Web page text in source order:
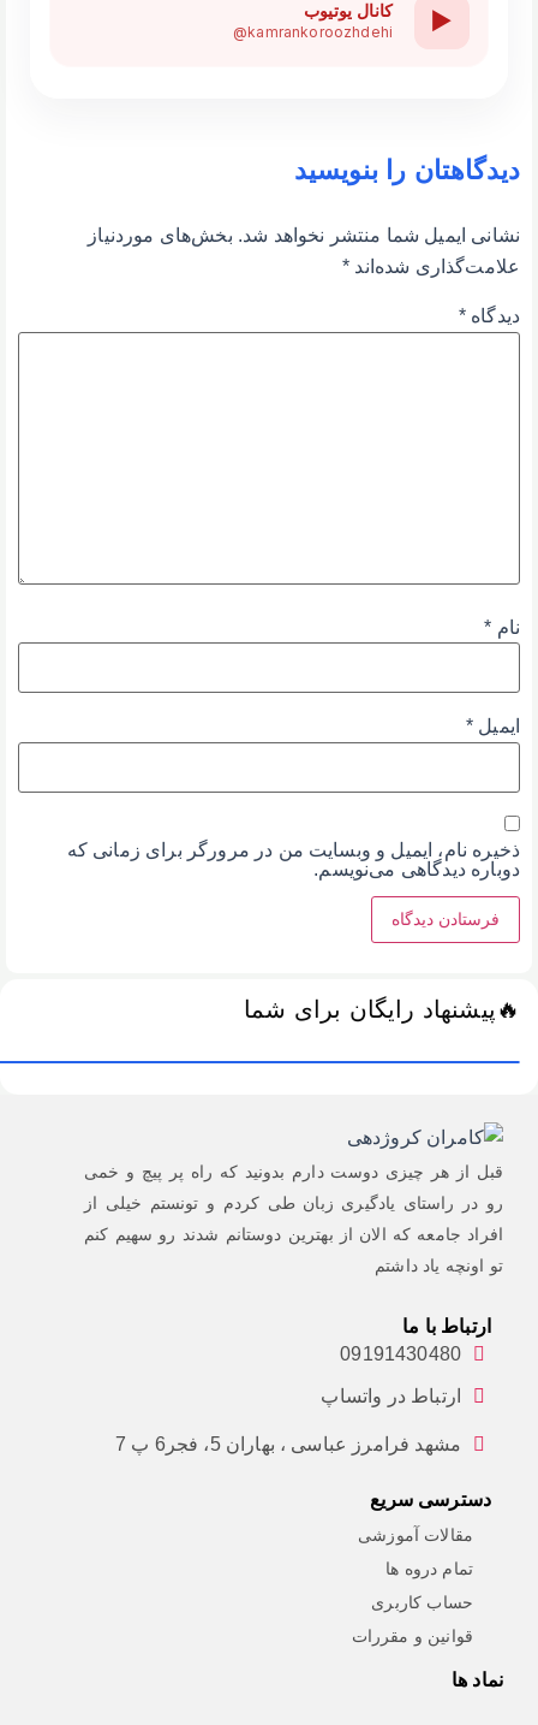
▶️ کانال یوتیوب
@kamrankoroozhdehi
دیدگاهتان را بنویسید
نشانی ایمیل شما منتشر نخواهد شد. بخش‌های موردنیاز
علامت‌گذاری شده‌اند *
دیدگاه*
نام *
ایمیل *
ذخیره نام، ایمیل و وبسایت من در مرورگر برای زمانی که
دوباره دیدگاهی می‌نویسم.
🔥پیشنهاد رایگان برای شما
قبل از هر چیزی دوست دارم بدونید که راه پر پیچ و خمی
رو در راستای یادگیری زبان طی کردم و تونستم خیلی از
افراد جامعه که الان از بهترین دوستانم شدند رو سهیم کنم
تو اونچه یاد داشتم
ارتباط با ما
09191430480
ارتباط در واتساپ
مشهد فرامرز عباسی ، بهاران 5، فجر6 پ 7
دسترسی سریع
مقالات آموزشی
تمام دروه ها
حساب کاربری
قوانین و مقررات
نماد ها